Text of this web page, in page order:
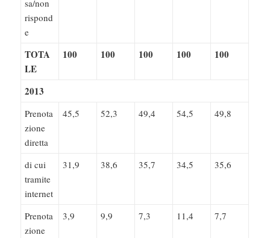
sa/non
rispond
e
TOTA
LE
100 100 100 100 100
2013
Prenota
zione
diretta
45,5 52,3 49,4 54,5 49,8
di cui
tramite
internet
31,9 38,6 35,7 34,5 35,6
Prenota
zione
3,9 9,9 7,3 11,4 7,7